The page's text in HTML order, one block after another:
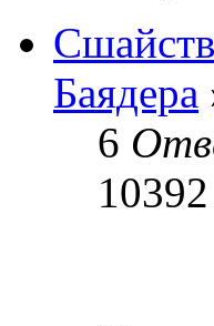
Баядера
6
10392